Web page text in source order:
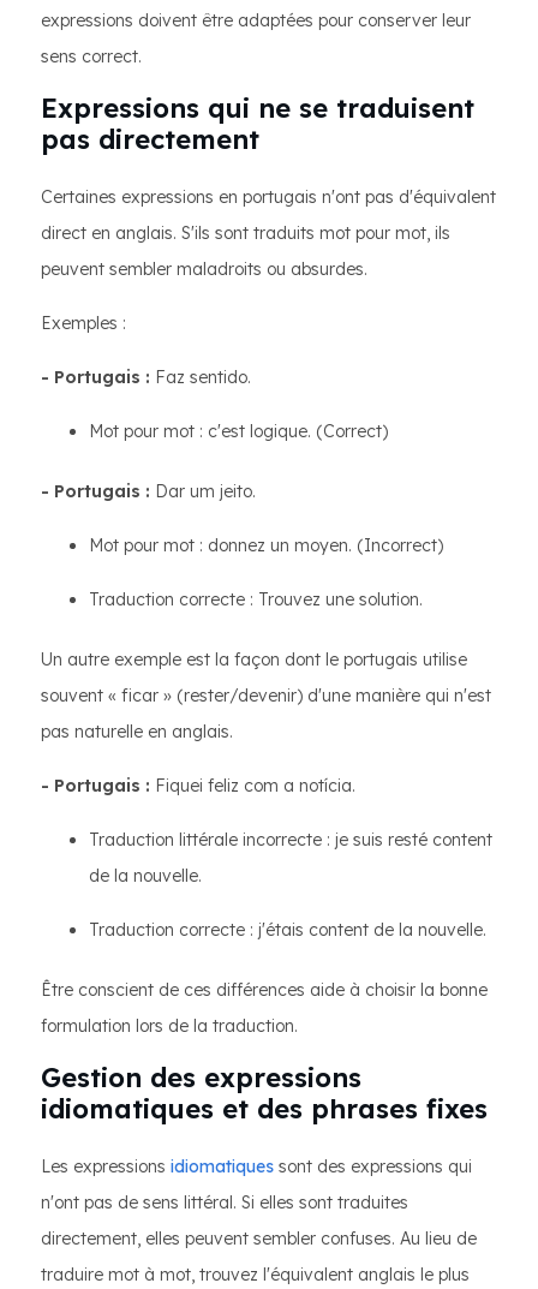
expressions doivent être adaptées pour conserver leur
sens correct.
Expressions qui ne se traduisent
pas directement
Certaines expressions en portugais n'ont pas d'équivalent
direct en anglais. S'ils sont traduits mot pour mot, ils
peuvent sembler maladroits ou absurdes.
Exemples :
- Portugais : Faz sentido.
Mot pour mot : c'est logique. (Correct)
- Portugais : Dar um jeito.
Mot pour mot : donnez un moyen. (Incorrect)
Traduction correcte : Trouvez une solution.
Un autre exemple est la façon dont le portugais utilise
souvent « ficar » (rester/devenir) d'une manière qui n'est
pas naturelle en anglais.
- Portugais : Fiquei feliz com a notícia.
Traduction littérale incorrecte : je suis resté content
de la nouvelle.
Traduction correcte : j'étais content de la nouvelle.
Être conscient de ces différences aide à choisir la bonne
formulation lors de la traduction.
Gestion des expressions
idiomatiques et des phrases fixes
Les expressions idiomatiques sont des expressions qui
n'ont pas de sens littéral. Si elles sont traduites
directement, elles peuvent sembler confuses. Au lieu de
traduire mot à mot, trouvez l'équivalent anglais le plus